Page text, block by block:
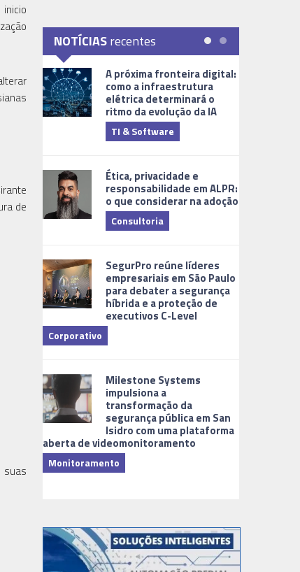
de
NOTÍCIASrecentes
A próxima fronteira digital:
como a infraestrutura
elétrica determinará o
ritmo da evolução da IA
TI & Software
Ética, privacidade e
responsabilidade em ALPR:
o que considerar na adoção
Consultoria
SegurPro reúne líderes
empresariais em São Paulo
para debater a segurança
híbrida e a proteção de
executivos C-Level
Corporativo
Milestone Systems
impulsiona a
transformação da
segurança pública em San
Isidro com uma plataforma
aberta de videomonitoramento
Monitoramento